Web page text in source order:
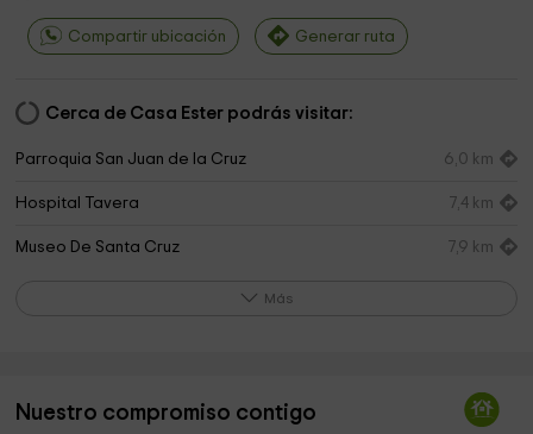
Compartir ubicación Generar ruta
Cerca de Casa Ester podrás visitar:
Parroquia San Juan de la Cruz 6,0 km
Hospital Tavera 7,4 km
Museo De Santa Cruz 7,9 km
Santa Iglesia Catedral Primada de Toledo 8,2 km
Más
Nuestro compromiso contigo